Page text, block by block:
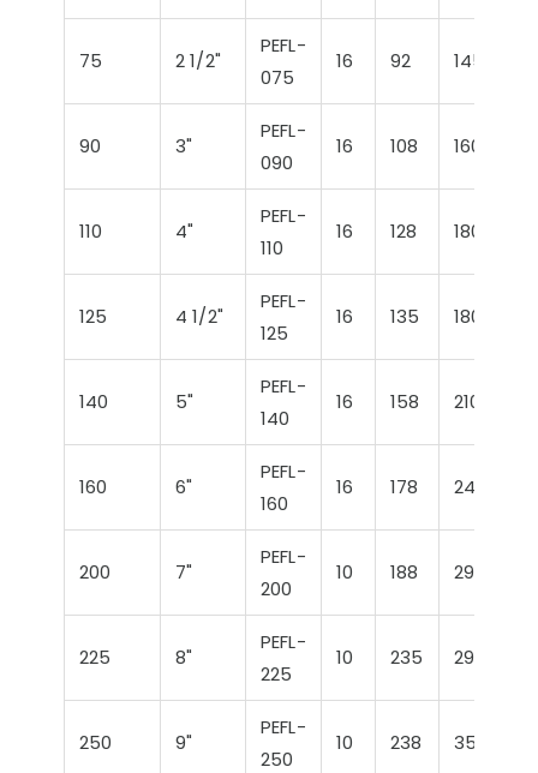
75 2 1/2"
PEFL-
075
16 92 145
90 3"
PEFL-
090
16 108 160
110 4"
PEFL-
110
16 128 180
125 4 1/2"
PEFL-
125
16 135 180
140 5"
PEFL-
140
16 158 210
160 6"
PEFL-
160
16 178 240
200 7"
PEFL-
200
10 188 295
225 8"
PEFL-
225
10 235 295
250 9"
PEFL-
250
10 238 350